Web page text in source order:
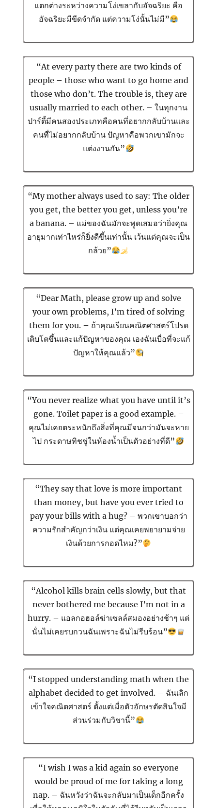
แตกต่างระหว่างความโง่เขลากับอัจฉริยะ คือ
อัจฉริยะมีขีดจำกัด แต่ความโง่นั้นไม่มี”
“At every party there are two kinds of
people – those who want to go home and
those who don’t. The trouble is, they are
usually married to each other. – ในทุกงาน
ปาร์ตี้มีคนสองประเภทคือคนที่อยากกลับบ้านและ
คนที่ไม่อยากกลับบ้าน ปัญหาคือพวกเขามักจะ
แต่งงานกัน”
“My mother always used to say: The older
you get, the better you get, unless you’re
a banana. – แม่ของฉันมักจะพูดเสมอว่ายิ่งคุณ
อายุมากเท่าไหร่ก็ยิ่งดีขึ้นเท่านั้น เว้นแต่คุณจะเป็น
กล้วย”
“Dear Math, please grow up and solve
your own problems, I’m tired of solving
them for you. – ถ้าคุณเรียนคณิตศาสตร์โปรด
เติบโตขึ้นและแก้ปัญหาของคุณ เองฉันเบื่อที่จะแก้
ปัญหาให้คุณแล้ว”
“You never realize what you have until it’s
gone. Toilet paper is a good example. –
คุณไม่เคยตระหนักถึงสิ่งที่คุณมีจนกว่ามันจะหาย
ไป กระดาษทิชชู่ในห้องน้ำเป็นตัวอย่างที่ดี”
“They say that love is more important
than money, but have you ever tried to
pay your bills with a hug? – พวกเขาบอกว่า
ความรักสำคัญกว่าเงิน แต่คุณเคยพยายามจ่าย
เงินด้วยการกอดไหม?”
“Alcohol kills brain cells slowly, but that
never bothered me because I’m not in a
hurry. – แอลกอฮอล์ฆ่าเซลล์สมองอย่างช้าๆ แต่
นั่นไม่เคยรบกวนฉันเพราะฉันไม่รีบร้อน”
“I stopped understanding math when the
alphabet decided to get involved. – ฉันเลิก
เข้าใจคณิตศาสตร์ ตั้งแต่เมื่อตัวอักษรตัดสินใจมี
ส่วนร่วมกับวิชานี้”
“I wish I was a kid again so everyone
would be proud of me for taking a long
nap. – ฉันหวังว่าฉันจะกลับมาเป็นเด็กอีกครั้ง